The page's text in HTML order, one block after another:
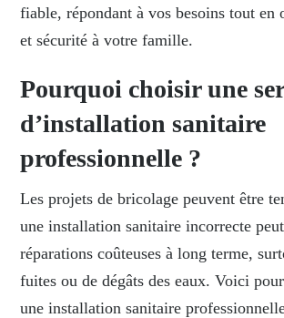
fiable, répondant à vos besoins tout
et sécurité à votre famille.
Pourquoi choisir une
d’installation sanitaire
professionnelle ?
Les projets de bricolage peuvent être
une installation sanitaire incorrecte
réparations coûteuses à long terme,
fuites ou de dégâts des eaux. Voici
une installation sanitaire